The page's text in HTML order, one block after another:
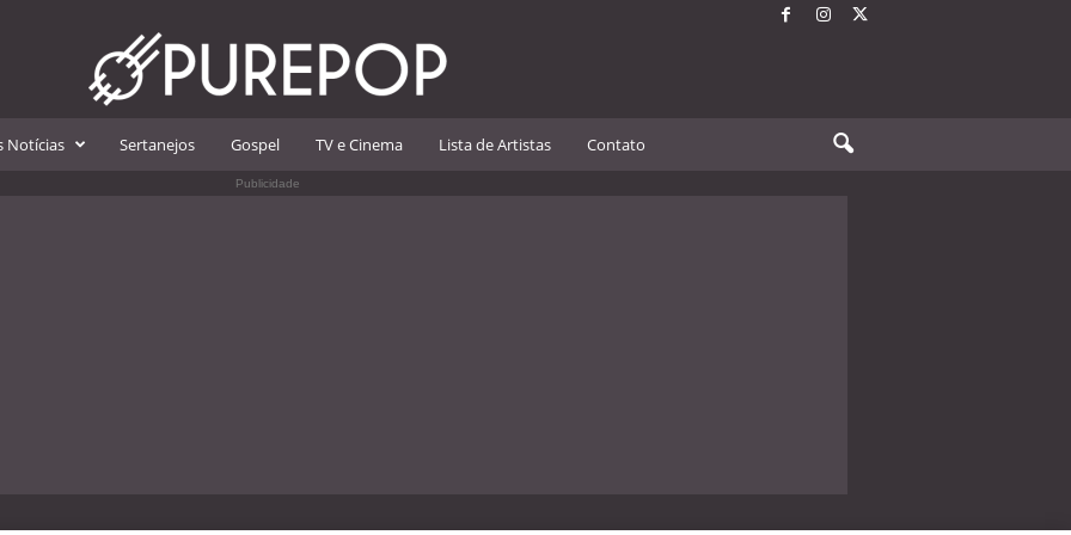
Notícias Sertanejos Gospel TV e Cinema Lista de Artistas Contato
Publicidade